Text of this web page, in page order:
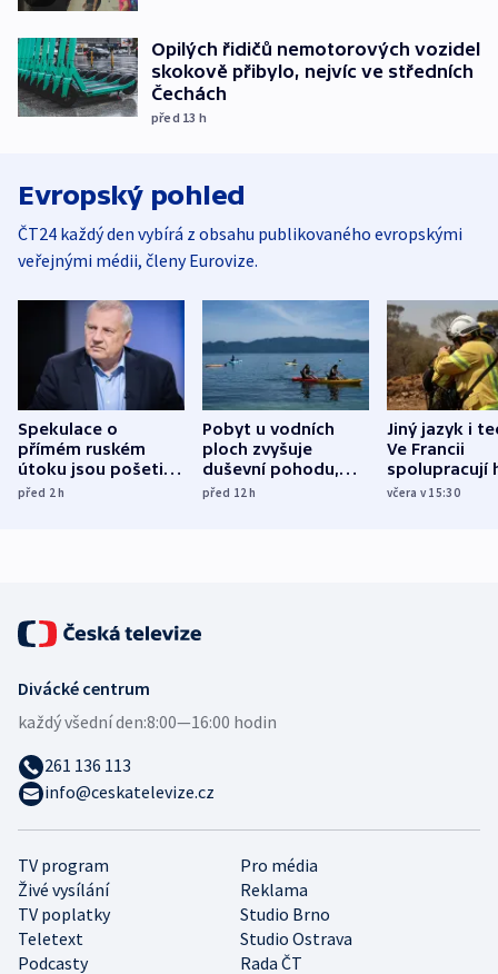
Opilých řidičů nemotorových vozidel
skokově přibylo, nejvíc ve středních
Čechách
před 13 h
Evropský pohled
ČT24 každý den vybírá z obsahu publikovaného evropskými
veřejnými médii, členy Eurovize.
Spekulace o
přímém ruském
útoku jsou pošetilé,
míní estonský
před 2h
Pobyt u vodních
ploch zvyšuje
duševní pohodu,
ukázala
před 12h
Jiný jazyk i
Ve Francii
spolupracují
různých zemí
včera v 15:30
TV program
Pro média
Živé vysílání
Reklama
TV poplatky
Studio Brno
Teletext
Studio Ostrava
Podcasty
Rada ČT
Divácké centrum
každý všední den:8:00—16:00 hodin
261 136 113
info@ceskatelevize.cz